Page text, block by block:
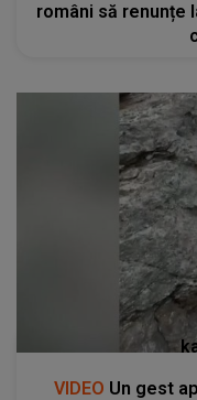
români să renunțe
VIDEO Un gest